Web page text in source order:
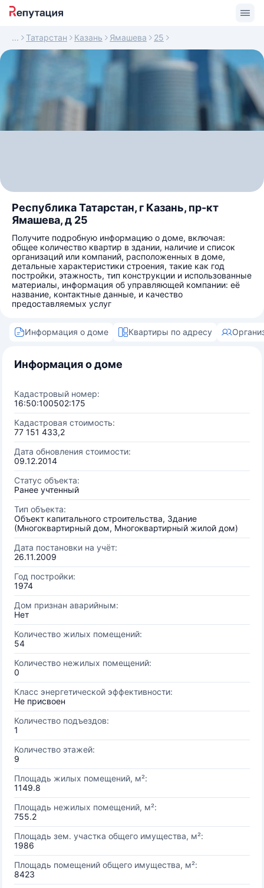
Татарстан Казань Ямашева 25
Республика Татарстан, г Казань, пр-кт
Ямашева, д 25
Получите подробную информацию о доме, включая:
общее количество квартир в здании, наличие и список
организаций или компаний, расположенных в доме,
детальные характеристики строения, такие как год
постройки, этажность, тип конструкции и использованные
материалы, информация об управляющей компании: её
название, контактные данные, и качество
предоставляемых услуг
Информация о доме Квартиры по адресу
Информация о доме
Кадастровый номер:
16:50:100502:175
Кадастровая стоимость:
77 151 433,2
Дата обновления стоимости:
09.12.2014
Статус объекта:
Ранее учтенный
Тип объекта:
Объект капитального строительства, Здание
(Многоквартирный дом, Многоквартирный жилой дом)
Дата постановки на учёт:
26.11.2009
Год постройки:
1974
Дом признан аварийным:
Нет
Количество жилых помещений:
54
Количество нежилых помещений:
0
Класс энергетической эффективности:
Не присвоен
Количество подъездов:
1
Количество этажей:
9
Площадь жилых помещений, м²:
1149.8
Площадь нежилых помещений, м²:
755.2
Площадь зем. участка общего имущества, м²:
1986
Площадь помещений общего имущества, м²:
8423